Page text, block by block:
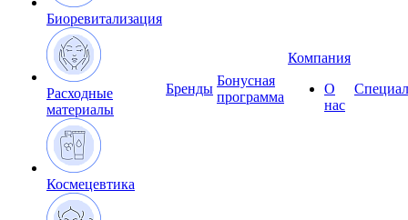
Биоревитализация
Расходные
материалы
Космецевтика
Бренды
Бонусная
программа
Компания
О
нас